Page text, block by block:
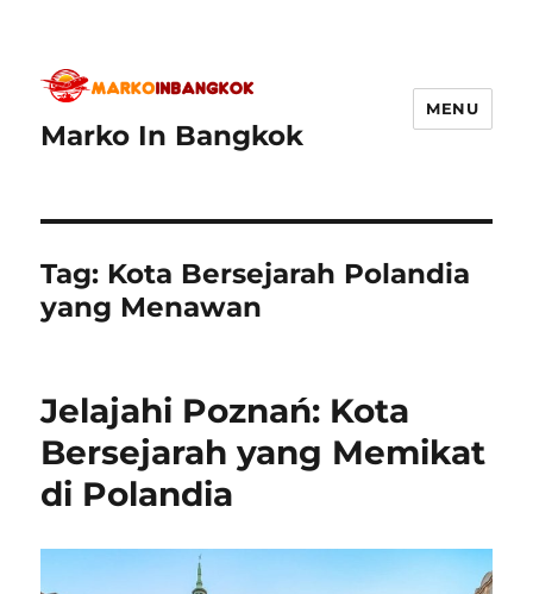
Marko In Bangkok
MENU
Tag: Kota Bersejarah Polandia
yang Menawan
Jelajahi Poznań: Kota
Bersejarah yang Memikat
di Polandia